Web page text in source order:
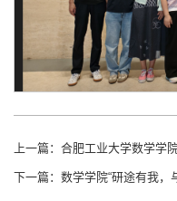
上一篇： 合肥工业大学数学学院
下一篇： 数学学院“研途有我，